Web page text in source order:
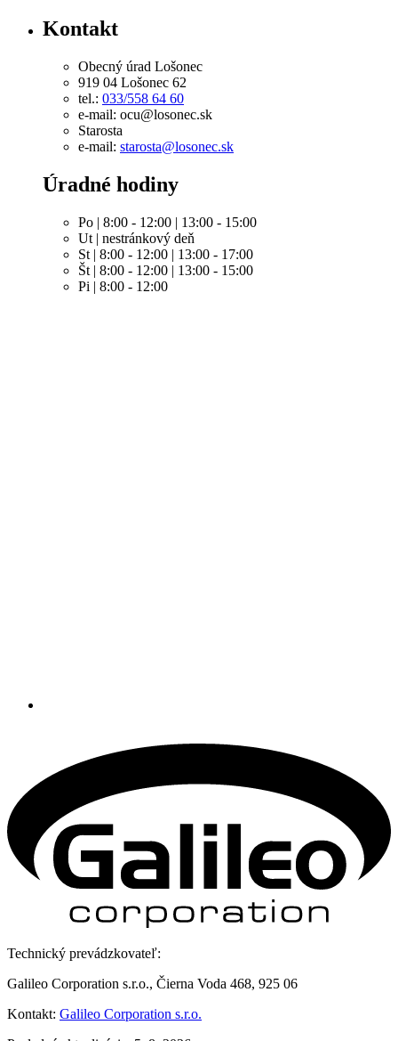
Kontakt
Obecný úrad Lošonec
919 04 Lošonec 62
tel.: 033/558 64 60
e-mail: ocu@losonec.sk
Starosta
e-mail: starosta@losonec.sk
Úradné hodiny
Po | 8:00 - 12:00 | 13:00 - 15:00
Ut | nestránkový deň
St | 8:00 - 12:00 | 13:00 - 17:00
Št | 8:00 - 12:00 | 13:00 - 15:00
Pi | 8:00 - 12:00
Technický prevádzkovateľ:
Galileo Corporation s.r.o., Čierna Voda 468, 925 06
Kontakt: Galileo Corporation s.r.o.